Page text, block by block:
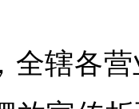
全辖各